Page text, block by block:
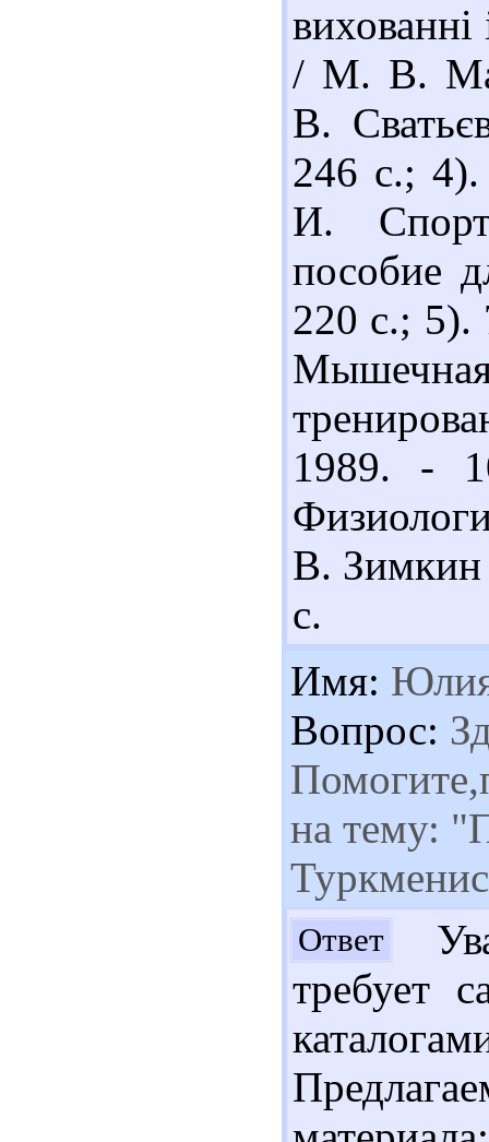
вихованні
/ М. В.
В.
246 с.;
И.
пособие
220 с.; 5).
1989. -
В.
с.
Имя:
Вопрос:
на тему:
Ответ
требует